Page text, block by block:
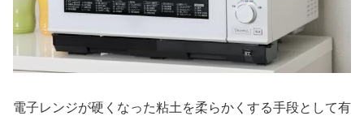
電子レンジが硬くなった粘土を柔らかくする手段として有